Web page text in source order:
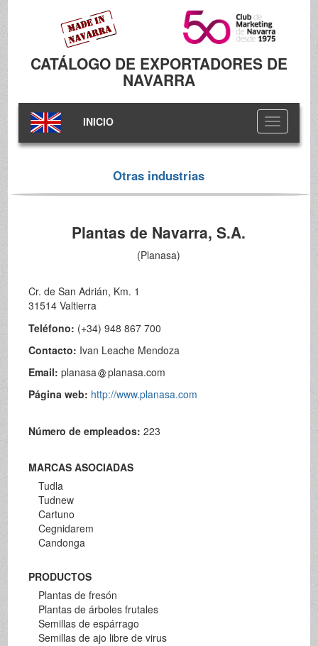
CATÁLOGO DE EXPORTADORES DE
NAVARRA
Toggle
navigation
INICIO
Otras industrias
Plantas de Navarra, S.A.
(Planasa)
Cr. de San Adrián, Km. 1
31514 Valtierra
Teléfono: (+34) 948 867 700
Contacto: Ivan Leache Mendoza
Email:planasa
planasa.com
Página web: http://www.planasa.com
Número de empleados:223
MARCAS ASOCIADAS
Tudla
Tudnew
Cartuno
Cegnidarem
Candonga
PRODUCTOS
Plantas de fresón
Plantas de árboles frutales
Semillas de espárrago
Semillas de ajo libre de virus